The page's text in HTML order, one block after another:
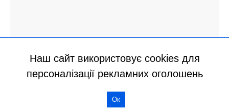
Наш сайт використовує cookies для
персоналізації рекламних оголошень
Ок